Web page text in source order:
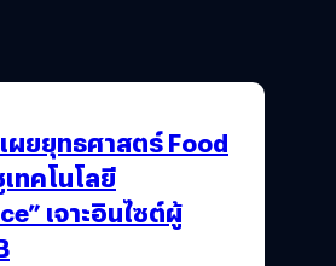
ต่อเนื่อง
watch?v=DBSysHz4P5w
สนใจ และใฝ่ที่จะรู้ว่าเพลงมาร์ชนั้นมี
นนายก ฯ และ กกต. จึงได้อยากใช้เพลง
กับประชาชน…
เผยยุทธศาสตร์ Food
ทคโนโลยี
เจาะอินไซต์ผู้